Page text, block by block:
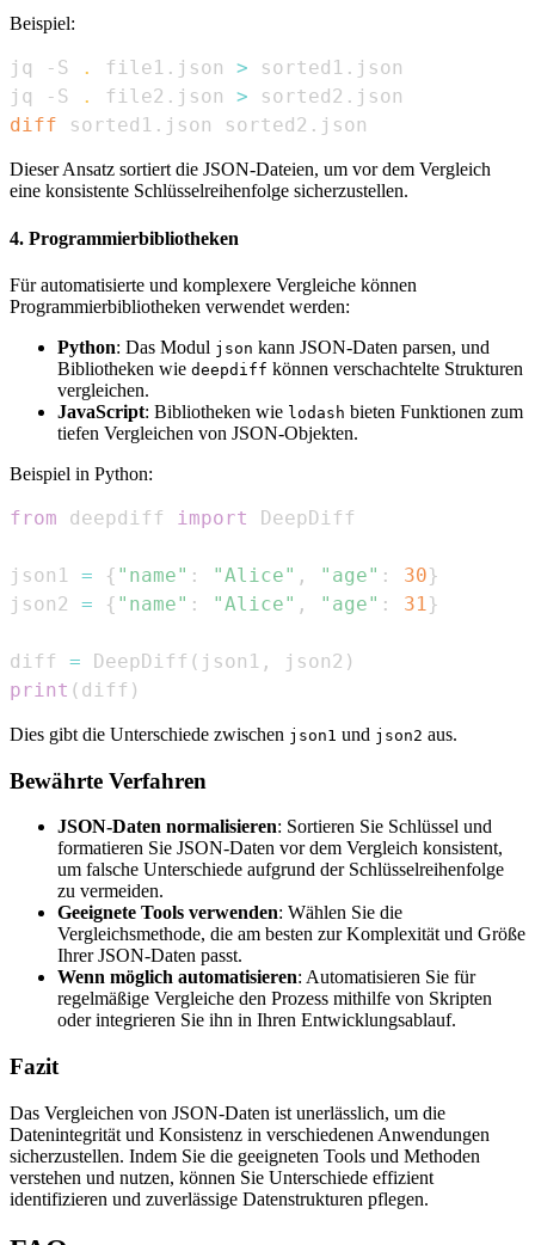
Beispiel:
jq -S . file1.json >
jq -S
. file2.json >
diff sorted1.json sorted2.json
Dieser Ansatz sortiert die JSON-Dateien, um vor dem Vergleich
eine konsistente Schlüsselreihenfolge sicherzustellen.
4. Programmierbibliotheken
Für automatisierte und komplexere Vergleiche können
Programmierbibliotheken verwendet werden:
Python: Das Modul json kann JSON-Daten parsen, und
Bibliotheken wie deepdiff können verschachtelte Strukturen
vergleichen.
JavaScript: Bibliotheken wie lodash bieten Funktionen zum
tiefen Vergleichen von JSON-Objekten.
Beispiel in Python:
from deepdiff import
json1 = { "name" : "Alice" , "age" : 30}
json2 = { "name" : "Alice" , "age" : 31}
diff = DeepDiff ( json1 , json2 )
print ( diff )
Dies gibt die Unterschiede zwischen json1 und json2 aus.
Bewährte Verfahren
JSON-Daten normalisieren: Sortieren Sie Schlüssel und
formatieren Sie JSON-Daten vor dem Vergleich konsistent,
um falsche Unterschiede aufgrund der Schlüsselreihenfolge
zu vermeiden.
Geeignete Tools verwenden: Wählen Sie die
Vergleichsmethode, die am besten zur Komplexität und Größe
Ihrer JSON-Daten passt.
Wenn möglich automatisieren: Automatisieren Sie für
regelmäßige Vergleiche den Prozess mithilfe von Skripten
oder integrieren Sie ihn in Ihren Entwicklungsablauf.
Fazit
Das Vergleichen von JSON-Daten ist unerlässlich, um die
Datenintegrität und Konsistenz in verschiedenen Anwendungen
sicherzustellen. Indem Sie die geeigneten Tools und Methoden
verstehen und nutzen, können Sie Unterschiede effizient
identifizieren und zuverlässige Datenstrukturen pflegen.